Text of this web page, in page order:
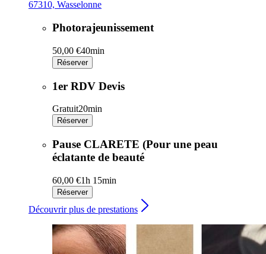
67310, Wasselonne
Photorajeunissement
50,00 €40min
Réserver
1er RDV Devis
Gratuit20min
Réserver
Pause CLARETE (Pour une peau
éclatante de beauté
60,00 €1h 15min
Réserver
Découvrir plus de prestations